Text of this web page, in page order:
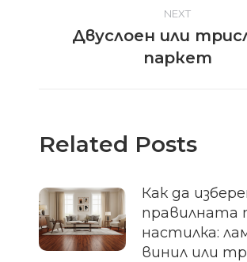
NEXT
Next
post:
Двуслоен или
паркет
Related Posts
Как да
правилната
настилка:
винил или